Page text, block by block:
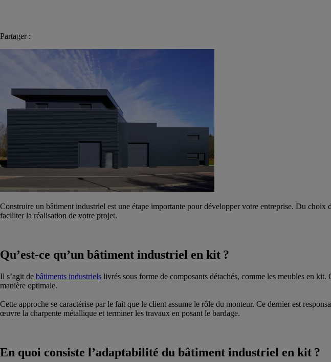
Partager :
Construire un bâtiment industriel est une étape importante pour développer votre entreprise. Du
faciliter la réalisation de votre projet.
Qu’est-ce qu’un bâtiment industriel en kit ?
Il s’agit de bâtiments industriels livrés sous forme de composants détachés, comme les meubles en
manière optimale.
Cette approche se caractérise par le fait que le client assume le rôle du monteur. Ce dernier est
œuvre la charpente métallique et terminer les travaux en posant le bardage.
En quoi consiste l’adaptabilité du bâtiment industriel en kit ?